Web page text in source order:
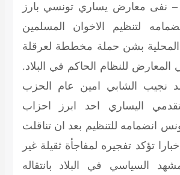
– نفى معارض يساري تونسي بارز
لتنظيم الاخوان المسلمين
المحلية بشن حملة مخططة لعرقلة
للنظام الحاكم في البلاد.
نجيب الشابي امين عام الحزب
اليساري احد ابرز احزاب
انضمامه للتنظيم بعد ان تناقلت
تؤكد تفجيره لمفاجأة ثقيلة غير
السياسي في البلاد بانتقاله